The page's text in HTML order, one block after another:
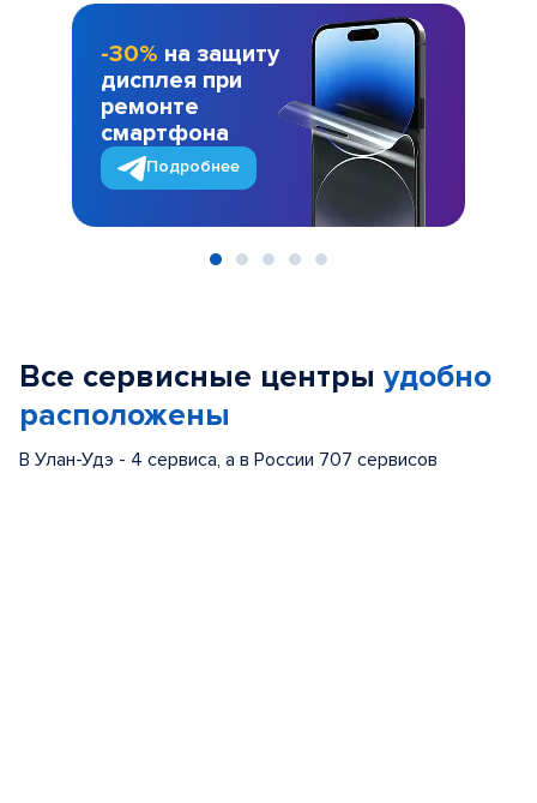
-30% на защиту
дисплея при
ремонте
смартфона
Подробнее
Все сервисные центры удобно
расположены
В Улан-Удэ - 4 сервиса, а в России 707 сервисов